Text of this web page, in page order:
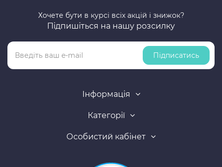
Хочете бути в курсі всіх акцій і знижок?
Підпишіться на нашу розсилку
Підписатись
Інформація
Категорії
Особистий кабінет